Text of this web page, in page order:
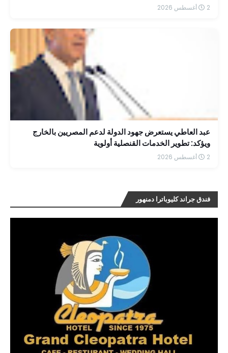
2 أغسطس 2026
عبد العاطي يستعرض جهود الدولة لدعم المصريين بالخارج
ويؤكد: تطوير الخدمات القنصلية أولوية
2 أغسطس 2026
فندق جراند كليوباترا دمنهور